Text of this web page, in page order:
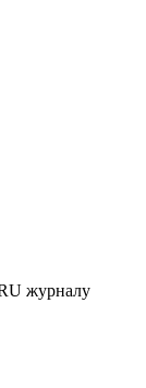
журналу